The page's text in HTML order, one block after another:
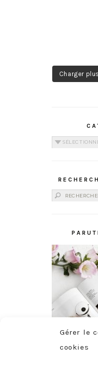
Gérer le
cookies
Charger plus
Catégories
Rechercher :